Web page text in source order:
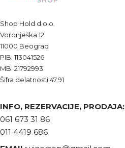
Shop Hold d.o.o.
Voronješka 12
11000 Beograd
PIB: 113041526
MB: 21792993
Šifra delatnosti 47.91
INFO, REZERVACIJE, PRODAJA:
061 673 31 86
011 4419 686